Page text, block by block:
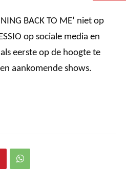
BACK TO ME’ niet op
op sociale media en
eerste op de hoogte te
aankomende shows.